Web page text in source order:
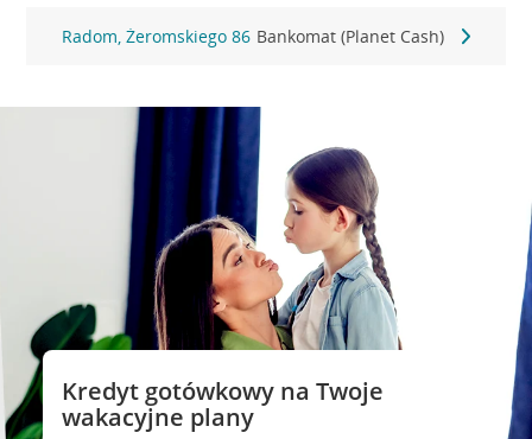
Radom, Żeromskiego 86 Bankomat (Planet Cash)
Kredyt gotówkowy na Twoje
wakacyjne plany